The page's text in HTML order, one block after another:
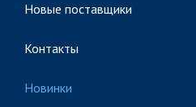
Новые поставщики
Контакты
Новинки